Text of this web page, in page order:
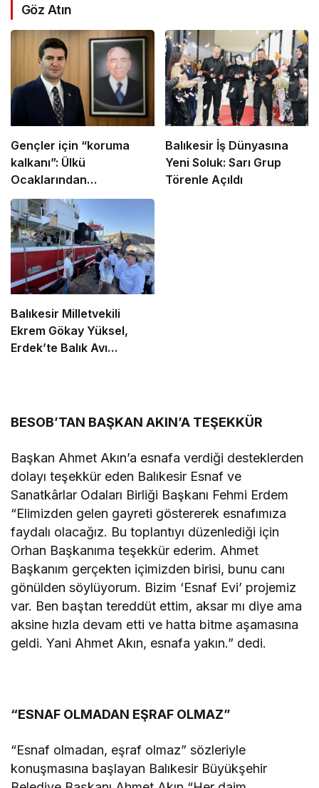
Göz Atın
Gençler için “koruma
kalkanı”: Ülkü
Ocaklarından
uyuşturucu ve dijital
bağımlılığa karşı
seferberlik
Balıkesir İş Dünyasına
Yeni Soluk: Sarı Grup
Törenle Açıldı
Balıkesir Milletvekili
Ekrem Gökay Yüksel,
Erdek’te Balık Avı
BESOB’TAN BAŞKAN AKIN’A TEŞEKKÜR
Başkan Ahmet Akın’a esnafa verdiği desteklerden
dolayı teşekkür eden Balıkesir Esnaf ve
Sanatkârlar Odaları Birliği Başkanı Fehmi Erdem
“Elimizden gelen gayreti göstererek esnafımıza
faydalı olacağız. Bu toplantıyı düzenlediği için
Orhan Başkanıma teşekkür ederim. Ahmet
Başkanım gerçekten içimizden birisi, bunu canı
gönülden söylüyorum. Bizim ‘Esnaf Evi’ projemiz
var. Ben baştan tereddüt ettim, aksar mı diye ama
aksine hızla devam etti ve hatta bitme aşamasına
geldi. Yani Ahmet Akın, esnafa yakın.” dedi.
“ESNAF OLMADAN EŞRAF OLMAZ”
“Esnaf olmadan, eşraf olmaz” sözleriyle
konuşmasına başlayan Balıkesir Büyükşehir